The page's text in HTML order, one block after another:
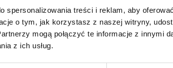
spersonalizowania treści i reklam, aby
o tym, jak korzystasz z naszej witryny,
mogą połączyć te informacje z innymi
z ich usług.
Autor kilkudziesięciu artykułów o tematyce
mediach. Od lat realizuje misję edukowania
skutecznego korzystania z faktoringu poprzez
dystrybuowanie treści. Absolwent Politechniki
uzyskał tytuł magistra Administracji ze